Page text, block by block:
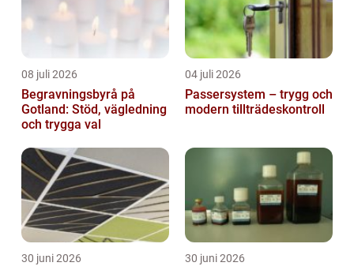
08 juli 2026
Begravningsbyrå på
Gotland: Stöd, vägledning
och trygga val
04 juli 2026
Passersystem – trygg och
modern tillträdeskontroll
30 juni 2026 30 juni 2026